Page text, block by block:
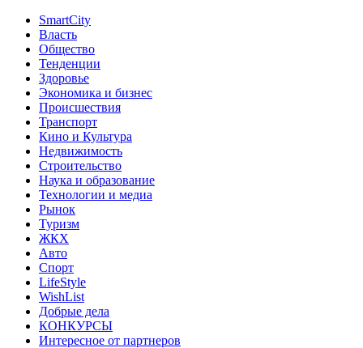
SmartCity
Власть
Общество
Тенденции
Здоровье
Экономика и бизнес
Происшествия
Транспорт
Кино и Культура
Недвижимость
Строительство
Наука и образование
Технологии и медиа
Рынок
Туризм
ЖКХ
Авто
Спорт
LifeStyle
WishList
Добрые дела
КОНКУРСЫ
Интересное от партнеров